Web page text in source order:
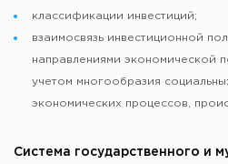
классификации инвестиций;
взаимосвязь инвестиционной
направлениями экономической
учетом многообразия
экономических процессов,
Система государственного и